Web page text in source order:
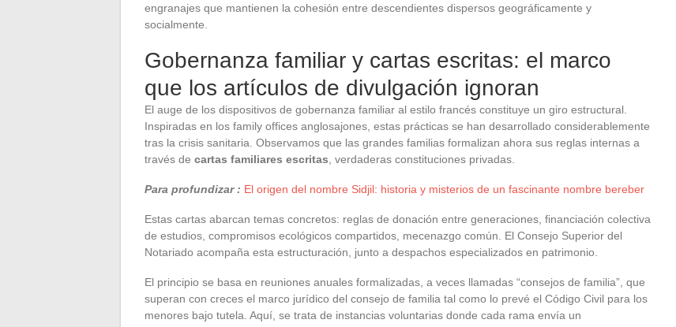
engranajes que mantienen la cohesión entre descendientes dispersos geográficamente y
socialmente.
Gobernanza familiar y cartas escritas: el marco
que los artículos de divulgación ignoran
El auge de los dispositivos de gobernanza familiar al estilo francés constituye un giro estructural.
Inspiradas en los family offices anglosajones, estas prácticas se han desarrollado considerablemente
tras la crisis sanitaria. Observamos que las grandes familias formalizan ahora sus reglas internas a
través de cartas familiares escritas , verdaderas constituciones privadas.
Para profundizar : El origen del nombre Sidjil: historia y misterios de un fascinante nombre bereber
Estas cartas abarcan temas concretos: reglas de donación entre generaciones, financiación colectiva
de estudios, compromisos ecológicos compartidos, mecenazgo común. El Consejo Superior del
Notariado acompaña esta estructuración, junto a despachos especializados en patrimonio.
El principio se basa en reuniones anuales formalizadas, a veces llamadas “consejos de familia”, que
superan con creces el marco jurídico del consejo de familia tal como lo prevé el Código Civil para los
menores bajo tutela. Aquí, se trata de instancias voluntarias donde cada rama envía un